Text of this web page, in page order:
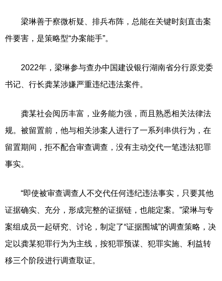
梁琳善于察微析疑、排兵布阵，总能在关键时刻直击案
件要害，是策略型“办案能手”。
2022年，梁琳参与查办中国建设银行湖南省分行原党委
书记、行长龚某涉嫌严重违纪违法案件。
龚某社会阅历丰富，业务能力强，而且熟悉相关法律法
规。被留置前，他与相关涉案人进行了一系列串供行为，在
留置期间，拒不配合审查调查，没有主动交代一笔违法犯罪
事实。
“即使被审查调查人不交代任何违纪违法事实，只要其他
证据确实、充分，形成完整的证据链，也能定案。”梁琳与专
案组成员一起研究、讨论，制定了“证据围城”的调查策略，决
定以龚某犯罪行为为主线，按犯罪预谋、犯罪实施、利益转
移三个阶段进行调查取证。